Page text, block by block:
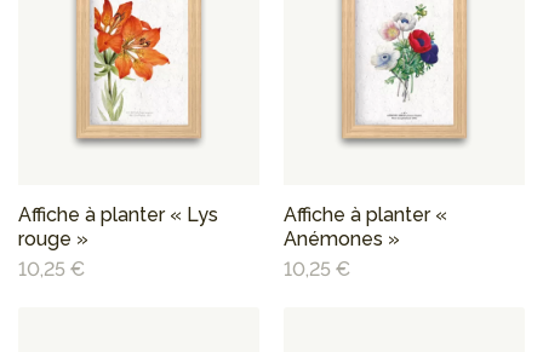
Affiche à planter « Lys
rouge »
10,25 €
Affiche à planter «
Anémones »
10,25 €